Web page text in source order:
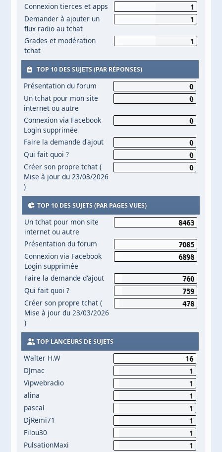
Connexion tierces et apps
1
Demander à ajouter un
flux radio au tchat
1
Grades et modération
tchat
1
TOP 10 DES SUJETS (PAR RÉPONSES)
Présentation du forum
0
Un tchat pour mon site
internet ou autre
0
Connexion via Facebook
Login supprimée
0
Faire la demande d'ajout
0
Qui fait quoi ?
0
Créer son propre tchat (
Mise à jour du 23/03/2026
)
0
TOP 10 DES SUJETS (PAR PAGES VUES)
Un tchat pour mon site
internet ou autre
8463
Présentation du forum
7085
Connexion via Facebook
Login supprimée
6898
Faire la demande d'ajout
760
Qui fait quoi ?
759
Créer son propre tchat (
Mise à jour du 23/03/2026
)
478
TOP LANCEURS DE SUJETS
Walter H.W
16
DJmac
1
Vipwebradio
1
alina
1
pascal
1
DjRemi71
1
Filou30
1
PulsationMaxi
1